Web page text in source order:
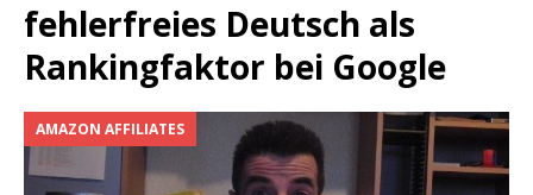
fehlerfreies Deutsch als
Rankingfaktor bei Google
AMAZON AFFILIATES